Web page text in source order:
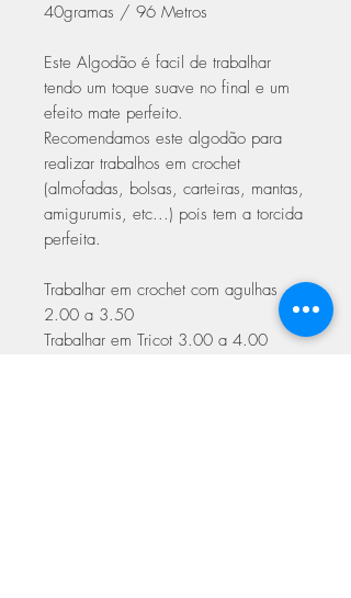
40gramas / 96 Metros
Este Algodão é facil de trabalhar
tendo um toque suave no final e um
efeito mate perfeito.
Recomendamos este algodão para
realizar trabalhos em crochet
(almofadas, bolsas, carteiras, mantas,
amigurumis, etc...) pois tem a torcida
perfeita.
Trabalhar em crochet com agulhas
2.00 a 3.50
Trabalhar em Tricot 3.00 a 4.00